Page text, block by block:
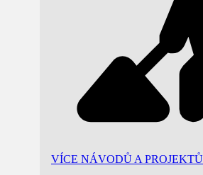
VÍCE NÁVODŮ A PROJEKTŮ